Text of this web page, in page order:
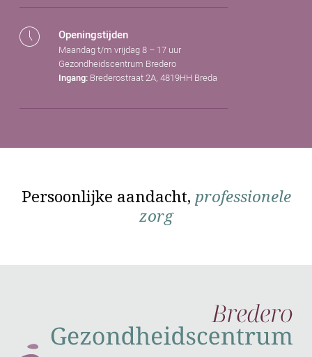
Openingstijden
Maandag t/m vrijdag 8 – 17 uur
Gezondheidscentrum Bredero
Ingang: Brederostraat 2A, 4819HH Breda
Persoonlijke aandacht, professionele
zorg